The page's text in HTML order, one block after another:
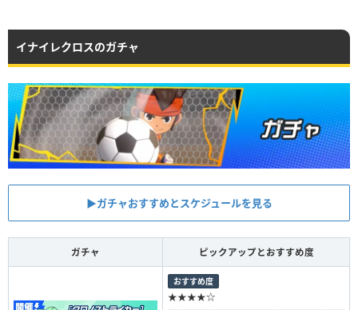
イナイレクロスのガチャ
▶︎ガチャおすすめとスケジュールを見る
ガチャ ピックアップとおすすめ度
おすすめ度
★★★★☆